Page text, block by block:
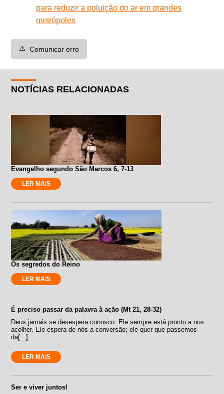
para reduzir a poluição do ar em grandes
metrópoles
⚠️ Comunicar erro
NOTÍCIAS RELACIONADAS
Evangelho segundo São Marcos 6, 7-13
LER MAIS
Os segredos do Reino
LER MAIS
É preciso passar da palavra à ação (Mt 21, 28-32)
Deus jamais se desespera conosco. Ele sempre está pronto a nos
acolher. Ele espera de nós a conversão; ele quer que passemos
da[...]
LER MAIS
Ser e viver juntos!